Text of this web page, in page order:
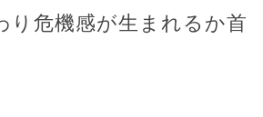
り危機感が生まれるか首